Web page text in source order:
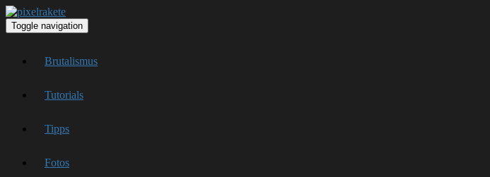
Toggle navigation
Brutalismus
Tutorials
Tipps
Fotos